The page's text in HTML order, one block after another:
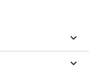

